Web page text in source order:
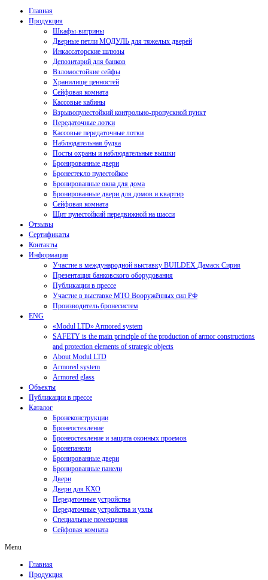
Главная
Продукция
Шкафы-витрины
Дверные петли МОДУЛЬ для тяжелых дверей
Инкассаторские шлюзы
Депозитарий для банков
Взломостойкие сейфы
Хранилище ценностей
Сейфовая комната
Кассовые кабины
Взрывопулестойкий контрольно-пропускной пункт
Передаточные лотки
Кассовые передаточные лотки
Наблюдательная будка
Посты охраны и наблюдательные вышки
Бронированные двери
Бронестекло пулестойкое
Бронированные окна для дома
Бронированные двери для домов и квартир
Сейфовая комната
Щит пулестойкий передвижной на шасси
Отзывы
Сертификаты
Контакты
Информация
Участие в международной выставку BUILDEX Дамаск Сирия
Презентация банковского оборудования
Публикации в прессе
Участие в выставке МТО Вооружённых сил РФ
Производитель бронесистем
ENG
«Modul LTD» Armored system
SAFETY is the main principle of the production of armor constructions
and protection elements of strategic objects
About Modul LTD
Armored system
Armored glass
Объекты
Публикации в прессе
Каталог
Бронеконструкции
Бронеостекление
Бронеостекление и защита оконных проемов
Бронепанели
Бронированные двери
Бронированные панели
Двери
Двери для КХО
Передаточные устройства
Передаточные устройства и узлы
Специальные помещения
Сейфовая комната
Menu
Главная
Продукция